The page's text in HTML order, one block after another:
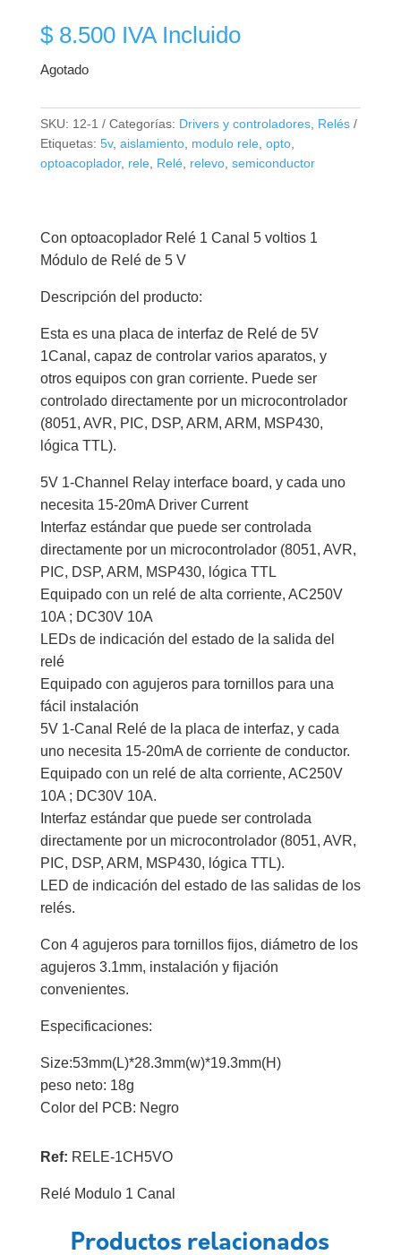
$8.500 IVA Incluido
Agotado
SKU: 12-1 Categorías: Drivers y controladores, Relés
Etiquetas: 5v, aislamiento, modulo rele, opto,
optoacoplador, rele, Relé, relevo, semiconductor
Con optoacoplador Relé 1 Canal 5 voltios 1
Módulo de Relé de 5 V
Descripción del producto:
Esta es una placa de interfaz de Relé de 5V
1Canal, capaz de controlar varios aparatos, y
otros equipos con gran corriente. Puede ser
controlado directamente por un microcontrolador
(8051, AVR, PIC, DSP, ARM, ARM, MSP430,
lógica TTL).
5V 1-Channel Relay interface board, y cada uno
necesita 15-20mA Driver Current
Interfaz estándar que puede ser controlada
directamente por un microcontrolador (8051, AVR,
PIC, DSP, ARM, MSP430, lógica TTL
Equipado con un relé de alta corriente, AC250V
10A ; DC30V 10A
LEDs de indicación del estado de la salida del
relé
Equipado con agujeros para tornillos para una
fácil instalación
5V 1-Canal Relé de la placa de interfaz, y cada
uno necesita 15-20mA de corriente de conductor.
Equipado con un relé de alta corriente, AC250V
10A ; DC30V 10A.
Interfaz estándar que puede ser controlada
directamente por un microcontrolador (8051, AVR,
PIC, DSP, ARM, MSP430, lógica TTL).
LED de indicación del estado de las salidas de los
relés.
Con 4 agujeros para tornillos fijos, diámetro de los
agujeros 3.1mm, instalación y fijación
convenientes.
Especificaciones:
Size:53mm(L)*28.3mm(w)*19.3mm(H)
peso neto: 18g
Color del PCB: Negro
Ref: RELE-1CH5VO
Relé Modulo 1 Canal
Productos relacionados